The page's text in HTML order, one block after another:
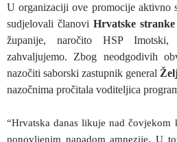
U organizaciji ove promocije aktivno
sudjelovali članovi Hrvatske
županije, naročito HSP
zahvaljujemo. Zbog neodgodivih
nazočiti saborski zastupnik general
nazočnima pročitala voditeljica
“Hrvatska danas likuje nad
ponovljenim napadom amnezije. U